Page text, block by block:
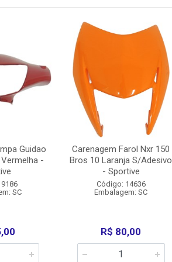
Guidao
-
SC
Carenagem Farol Nxr 150
Bros 10 Laranja S/Adesivo
- Sportive
Código: 14636
Embalagem: SC
R$ 80,00